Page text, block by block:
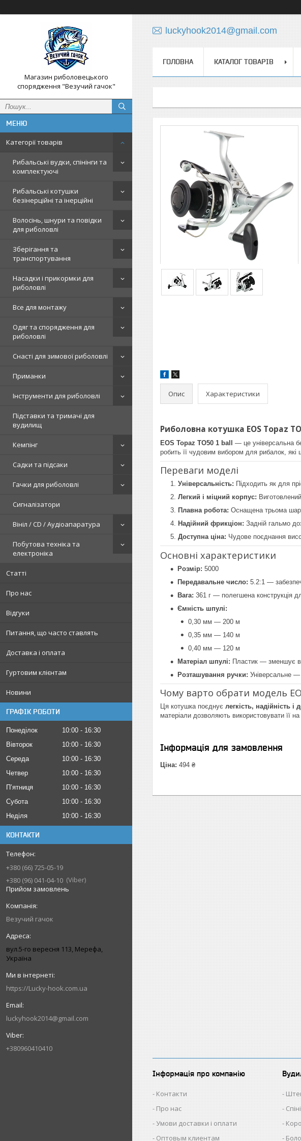
Магазин риболовецького
спорядження "Везучий гачок"
Категорії товарів
Рибальські вудки, спінінги та
комплектуючі
Рибальські котушки
безінерційні та інерційні
Волосінь, шнури та повідки
для риболовлі
Зберігання та
транспортування
Насадки і прикормки для
риболовлі
Все для монтажу
Одяг та спорядження для
риболовлі
Снасті для зимової риболовлі
Приманки
Інструменти для риболовлі
Підставки та тримачі для
вудилищ
Кемпінг
Садки та підсаки
Гачки для риболовлі
Сигналізатори
Вініл / CD / Аудіоапаратура
Побутова техніка та
електроніка
Статті
Про нас
Відгуки
Питання, що часто ставлять
Доставка і оплата
Гуртовим клієнтам
Новини
ГРАФІК РОБОТИ
Понеділок 10:00
16:30
Вівторок
10:00
16:30
Середа
10:00
16:30
Четвер
10:00
16:30
Пʼятниця
10:00
16:30
Субота
10:00
16:30
Неділя
10:00 16:30
КОНТАКТИ
+380 (66) 725-05-19
+380 (96) 041-04-10 Viber
Прийом замовлень
Везучий гачок
вул.5-го вересня 113, Мерефа,
Україна
https://Lucky-hook.com.ua
luckyhook2014@gmail.com
+380960410410
luckyhook2014@gmail.com
ГОЛОВНА КАТАЛОГ ТОВАРІВ
Опис Характеристики
Риболовна котушка EOS Topaz
EOS Topaz TO50 1 ball — це універсальна
робить її чудовим вибором для рибалок,
Переваги моделі
Універсальність: Підходить як для
Легкий і міцний корпус:
Плавна робота: Оснащена трьома
Надійний фрикціон: Задній гальмо
Доступна ціна: Чудове поєднання
Основні характеристики
Розмір: 5000
Передавальне число: 5.2:1 —
Вага: 361 г — полегшена конструкція
Ємність шпулі:
0,30 мм — 200 м
0,35 мм — 140 м
0,40 мм — 120 м
Матеріал шпулі: Пластик — зменшує
Розташування ручки: Універсальне —
Чому варто обрати модель
Ця котушка поєднує легкість, надійність і
матеріали дозволяють використовувати її
Інформація для замовлення
Ціна: 494 ₴
Інформація про компанію
Контакти
Про нас
Умови доставки і оплати
Оптовым клиентам